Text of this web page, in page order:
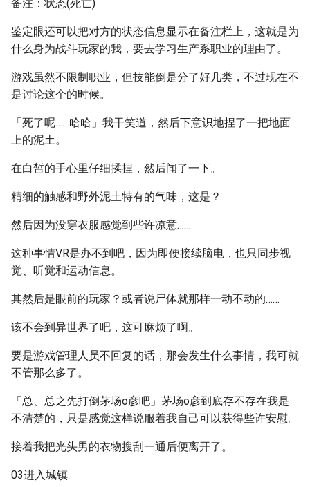
备注：状态(死亡)
鉴定眼还可以把对方的状态信息显示在备注栏上，这就是为
什么身为战斗玩家的我，要去学习生产系职业的理由了。
游戏虽然不限制职业，但技能倒是分了好几类，不过现在不
是讨论这个的时候。
「死了呢……哈哈」我干笑道，然后下意识地捏了一把地面
上的泥土。
在白皙的手心里仔细揉捏，然后闻了一下。
精细的触感和野外泥土特有的气味，这是？
然后因为没穿衣服感觉到些许凉意……
这种事情VR是办不到吧，因为即便接续脑电，也只同步视
觉、听觉和运动信息。
其然后是眼前的玩家？或者说尸体就那样一动不动的……
该不会到异世界了吧，这可麻烦了啊。
要是游戏管理人员不回复的话，那会发生什么事情，我可就
不管那么多了。
「总、总之先打倒茅场o彦吧」茅场o彦到底存不存在我是
不清楚的，只是感觉这样说服着我自己可以获得些许安慰。
接着我把光头男的衣物搜刮一通后便离开了。
03进入城镇